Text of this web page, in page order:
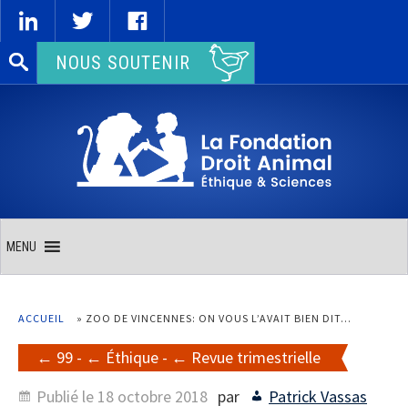
Rechercher :NOUS SOUTENIR
MENU
ACCUEIL » ZOO DE VINCENNES: ON VOUS L’AVAIT BIEN DIT…
99 - Éthique -
Revue trimestrielle
Publié le 18 octobre 2018 par Patrick Vassas